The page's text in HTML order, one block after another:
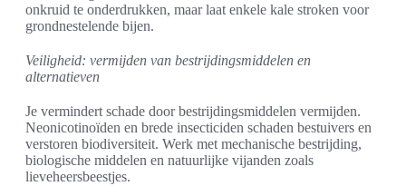
onkruid te onderdrukken, maar laat enkele kale stroken voor
grondnestelende bijen.
Veiligheid: vermijden van bestrijdingsmiddelen en
alternatieven
Je vermindert schade door bestrijdingsmiddelen vermijden.
Neonicotinoïden en brede insecticiden schaden bestuivers en
verstoren biodiversiteit. Werk met mechanische bestrijding,
biologische middelen en natuurlijke vijanden zoals
lieveheersbeestjes.